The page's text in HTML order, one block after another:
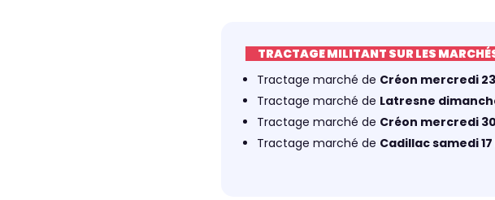
TRACTAGE MILITANT SUR LES
Tractage marché de Créon mercredi
Tractage marché de Latresne
Tractage marché de Créon mercredi
Tractage marché de Cadillac samedi